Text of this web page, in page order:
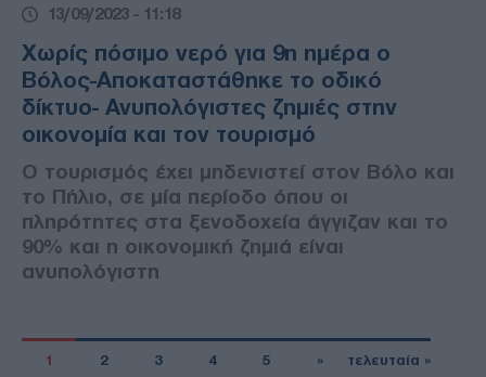
13/09/2023 - 11:18
Xωρίς πόσιμο νερό για 9η ημέρα ο
Βόλος-Αποκαταστάθηκε το οδικό
δίκτυο- Ανυπολόγιστες ζημιές στην
οικονομία και τον τουρισμό
Ο τουρισμός έχει μηδενιστεί στον Βόλο και
το Πήλιο, σε μία περίοδο όπου οι
πληρότητες στα ξενοδοχεία άγγιζαν και το
90% και η οικονομική ζημιά είναι
ανυπολόγιστη
1 2 3 4 5 » τελευταία »